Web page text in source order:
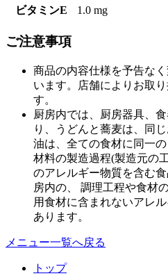
ビタミンE
1.0 mg
ご注意事項
商品の内容仕様を予告な
います。店舗によりお取
す。
厨房内では、厨房器具、
り、うどんと蕎麦は、同
油は、全ての食材に同一
材料の製造過程(製造元の
のアレルギー物質を含む
房内の、 調理工程や食材
用食材に含まれないアレ
あります。
メニュー一覧へ戻る
トップ